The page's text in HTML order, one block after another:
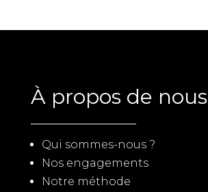
À propos de nous
Qui sommes-nous ?
Nos engagements
Notre méthode